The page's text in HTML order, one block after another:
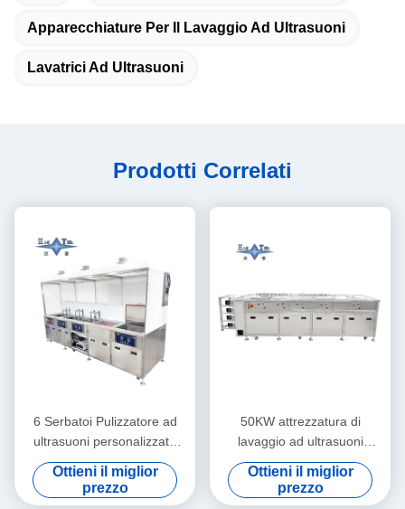
Apparecchiature Per Il Lavaggio Ad Ultrasuoni
Lavatrici Ad Ultrasuoni
Prodotti Correlati
6 Serbatoi Pulizzatore ad
ultrasuoni personalizzato
40KHZ Lavatrice ad
ultrasuoni 30KW
Ottieni il miglior
prezzo
50KW attrezzatura di
lavaggio ad ultrasuoni
cinque serbatoi doppia
frequenza pulsante ad
ultrasuoni personalizzato
Ottieni il miglior
prezzo